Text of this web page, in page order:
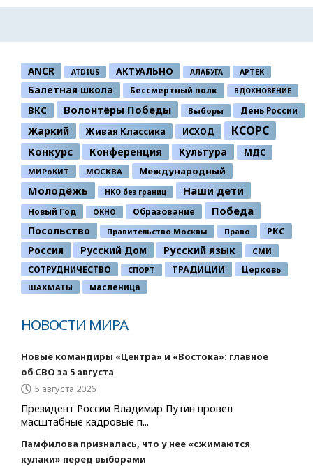
ANCR ATDIUS АКТУАЛЬНО АЛАБУГА АРТЕК
Балетная школа Бессмертный полк ВДОХНОВЕНИЕ
ВКС Волонтёры Победы Выборы День России
Жаркий Живая Классика ИСХОД КСОРС
Конкурс Конференция Культура МДС
МИРоКИТ МОСКВА Международный
Молодёжь НКО без границ Наши дети
Новый Год ОКНО Образование Победа
Посольство Правительство Москвы Право РКС
Россия Русский Дом Русский язык СМИ
СОТРУДНИЧЕСТВО СПОРТ ТРАДИЦИИ Церковь
ШАХМАТЫ масленица
НОВОСТИ МИРА
Новые командиры «Центра» и «Востока»: главное
об СВО за 5 августа
5 августа 2026
Президент России Владимир Путин провел
масштабные кадровые п...
Памфилова призналась, что у нее «сжимаются
кулаки» перед выборами